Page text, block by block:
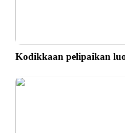
Kodikkaan pelipaikan